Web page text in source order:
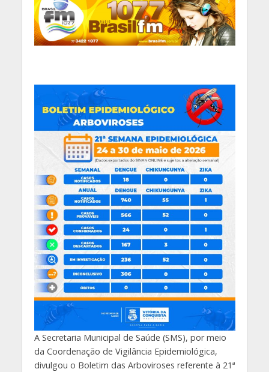
A Secretaria Municipal de Saúde (SMS), por meio
da Coordenação de Vigilância Epidemiológica,
divulgou o Boletim das Arboviroses referente à 21ª